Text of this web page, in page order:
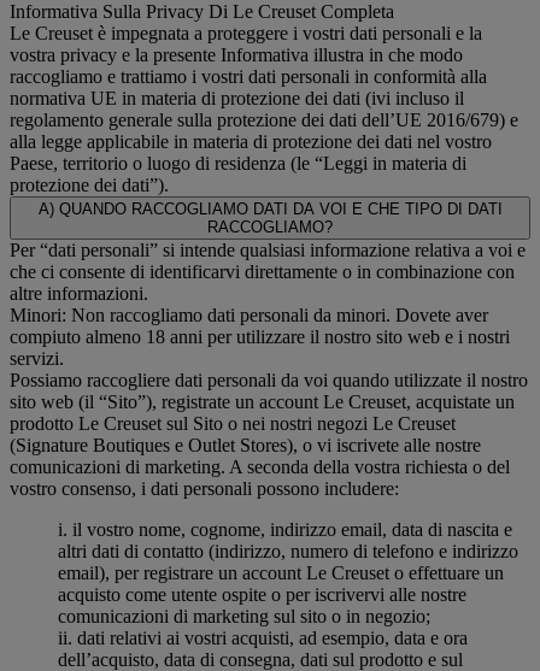
Informativa Sulla Privacy Di Le Creuset Completa
Le Creuset è impegnata a proteggere i vostri dati personali e la
vostra privacy e la presente Informativa illustra in che modo
raccogliamo e trattiamo i vostri dati personali in conformità alla
normativa UE in materia di protezione dei dati (ivi incluso il
regolamento generale sulla protezione dei dati dell’UE 2016/679) e
alla legge applicabile in materia di protezione dei dati nel vostro
Paese, territorio o luogo di residenza (le “Leggi in materia di
protezione dei dati”).
A) QUANDO RACCOGLIAMO DATI DA VOI E CHE TIPO DI DATI
RACCOGLIAMO?
Per “dati personali” si intende qualsiasi informazione relativa a voi e
che ci consente di identificarvi direttamente o in combinazione con
altre informazioni.
Minori: Non raccogliamo dati personali da minori. Dovete aver
compiuto almeno 18 anni per utilizzare il nostro sito web e i nostri
servizi.
Possiamo raccogliere dati personali da voi quando utilizzate il nostro
sito web (il “Sito”), registrate un account Le Creuset, acquistate un
prodotto Le Creuset sul Sito o nei nostri negozi Le Creuset
(Signature Boutiques e Outlet Stores), o vi iscrivete alle nostre
comunicazioni di marketing. A seconda della vostra richiesta o del
vostro consenso, i dati personali possono includere:
i. il vostro nome, cognome, indirizzo email, data di nascita e
altri dati di contatto (indirizzo, numero di telefono e indirizzo
email), per registrare un account Le Creuset o effettuare un
acquisto come utente ospite o per iscrivervi alle nostre
comunicazioni di marketing sul sito o in negozio;
ii. dati relativi ai vostri acquisti, ad esempio, data e ora
dell’acquisto, data di consegna, dati sul prodotto e sul